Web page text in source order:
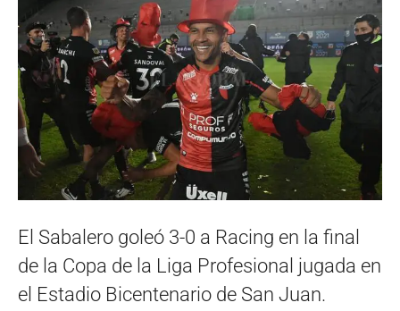
El Sabalero goleó 3-0 a Racing en la final
de la Copa de la Liga Profesional jugada en
el Estadio Bicentenario de San Juan.